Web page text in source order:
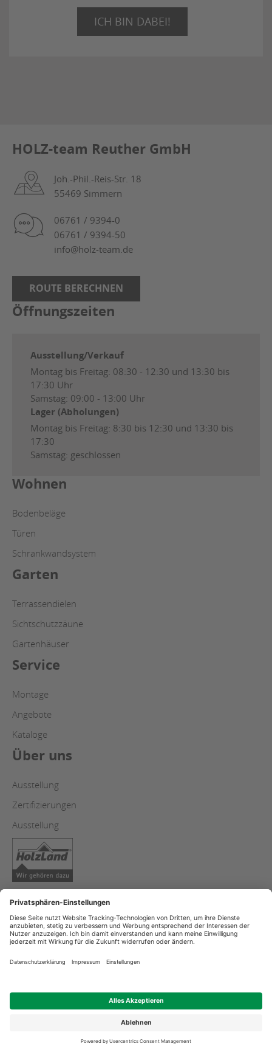
ICH BIN DABEI!
HOLZ-team Reuther GmbH
Joh.-Phil.-Reis-Str. 18
55469 Simmern
06761 / 9394-0
06761 / 9394-50
info@holz-team.de
ROUTE BERECHNEN
Öffnungszeiten
Ausstellung/Verkauf
Montag bis Freitag: 08:30 - 12:30 und 13:30 bis
17:30 Uhr
Samstag: 09:00 - 13:00 Uhr
Lager (Abholungen)
Montag bis Freitag: 8:30 bis 12:30 und 13:30 bis
17:30
Samstag: geschlossen
Wohnen
Bodenbeläge
Türen
Schrankwandsystem
Garten
Terrassendielen
Sichtschutzzäune
Gartenhäuser
Service
Montage
Angebote
Kataloge
Über uns
Ausstellung
Zertifizierungen
Ausstellung
Datenschutzerklärung
Impressum
Streitschlichtung